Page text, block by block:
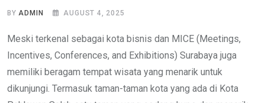
BYADMIN AUGUST 4, 2025
Meski terkenal sebagai kota bisnis dan MICE (Meetings,
Incentives, Conferences, and Exhibitions) Surabaya juga
memiliki beragam tempat wisata yang menarik untuk
dikunjungi. Termasuk taman-taman kota yang ada di Kota